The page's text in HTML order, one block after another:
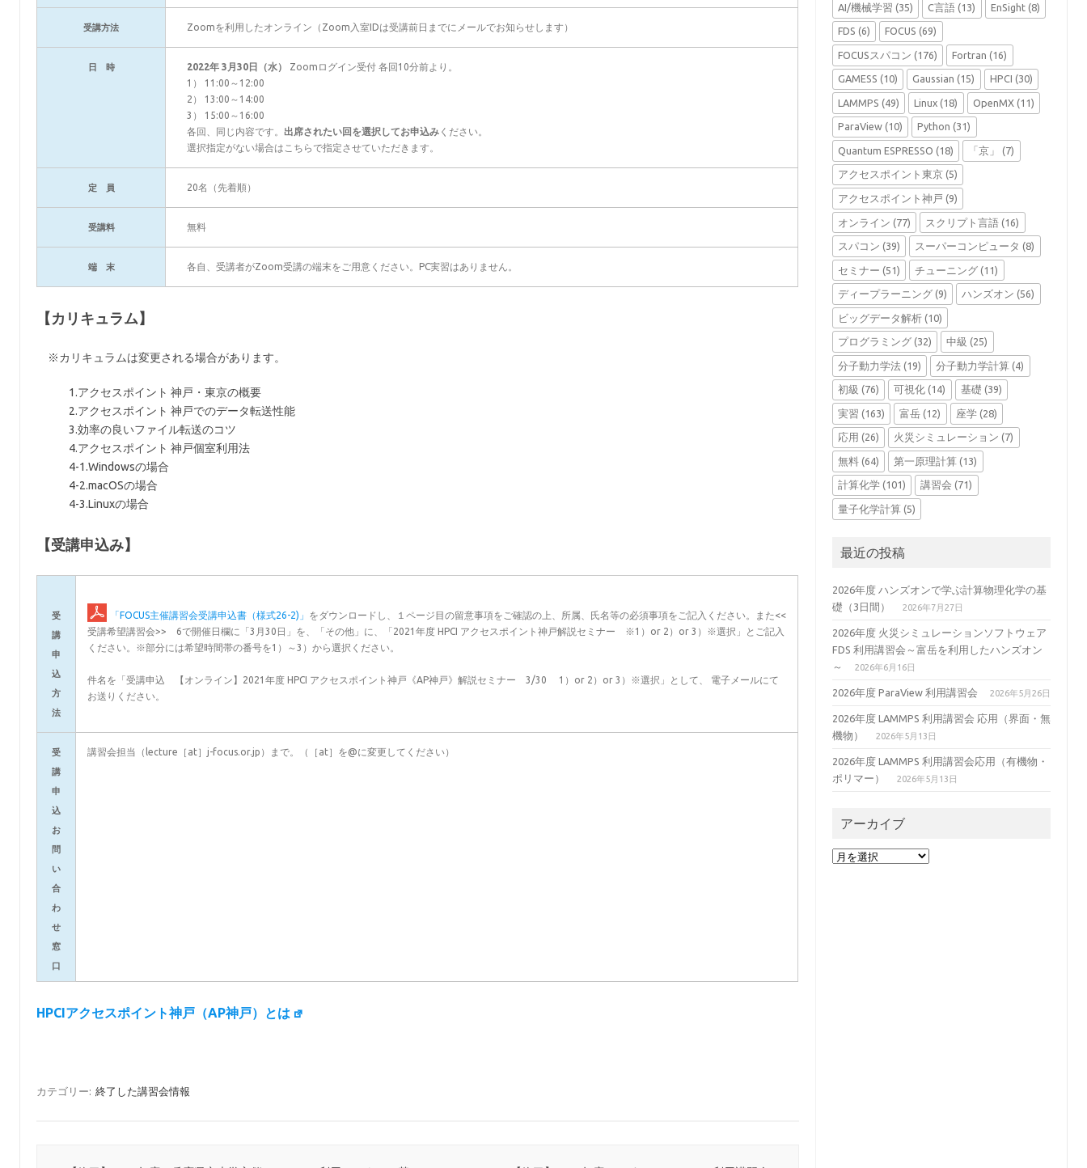
受講方法 Zoomを利用したオンライン（Zoom入室IDは受講前日までにメールでお知らせします）
日 時 2022年 3月30日（水）
Zoomログイン受付 各回10分前より。
1） 11:00～12:00
2） 13:00～14:00
3） 15:00～16:00
各回、同じ内容です。出席されたい回を選択してお申込み ください。
選択指定がない場合はこちらで指定させていただきます。
定 員 20名（先着順）
受講料 無料
端 末 各自、受講者がZoom受講の端末をご用意ください。PC実習はありません。
【カリキュラム】
※カリキュラムは変更される場合があります。
1.アクセスポイント 神戸・東京の概要
2.アクセスポイント 神戸でのデータ転送性能
3.効率の良いファイル転送のコツ
4.アクセスポイント 神戸個室利用法
4-1.Windowsの場合
4-2.macOSの場合
4-3.Linuxの場合
【受講申込み】
受
講
申
込
方
法
「FOCUS主催講習会受講申込書（様式26-2)」 をダウンロードし、１ページ目の留意事項をご確認の上、所属、氏名等の必須事項をご記入ください。また<<
受講希望講習会>> 6で開催日欄に「3月30日」を、「その他」に、「2021年度 HPCI アクセスポイント神戸解説セミナー ※1）or 2）or 3）※選択」とご記入
ください。※部分には希望時間帯の番号を1）～3）から選択ください。
件名を「受講申込 【オンライン】2021年度 HPCI アクセスポイント神戸《AP神戸》解説セミナー 3/30 1）or 2）or 3）※選択」として、 電子メールにて
お送りください。
受
講
申
込
お
問
い
合
わ
せ
窓
口
講習会担当（lecture［at］j-focus.or.jp）まで。（［at］を@に変更してください）
HPCIアクセスポイント神戸（AP神戸）とは
カテゴリー: 終了した講習会情報
AI/機械学習 (35) C言語 (13) EnSight (8)
FDS (6) FOCUS (69)
FOCUSスパコン (176) Fortran (16)
GAMESS (10) Gaussian (15) HPCI (30)
LAMMPS (49) Linux (18) OpenMX (11)
ParaView(10) Python (31)
Quantum ESPRESSO (18) 「京」 (7)
アクセスポイント東京(5)
アクセスポイント神戸 (9)
オンライン (77) スクリプト言語 (16)
スパコン (39) スーパーコンピュータ (8)
セミナー (51) チューニング (11)
ディープラーニング(9) ハンズオン (56)
ビッグデータ解析(10)
プログラミング(32) 中級 (25)
分子動力学法(19) 分子動力学計算 (4)
初級 (76) 可視化 (14) 基礎 (39)
実習 (163) 富岳 (12) 座学 (28)
応用 (26) 火災シミュレーション (7)
無料(64) 第一原理計算 (13)
計算化学(101) 講習会 (71)
量子化学計算(5)
最近の投稿
2026年度 ハンズオンで学ぶ計算物理化学の基
礎（3日間）
2026年7月27日
2026年度 火災シミュレーションソフトウェア
FDS 利用講習会～富岳を利用したハンズオン
～
2026年6月16日
2026年度 ParaView 利用講習会 2026年5月26日
2026年度 LAMMPS 利用講習会 応用（界面・無
機物）
2026年5月13日
2026年度 LAMMPS 利用講習会応用（有機物・
ポリマー）
2026年5月13日
アーカイブ
ア